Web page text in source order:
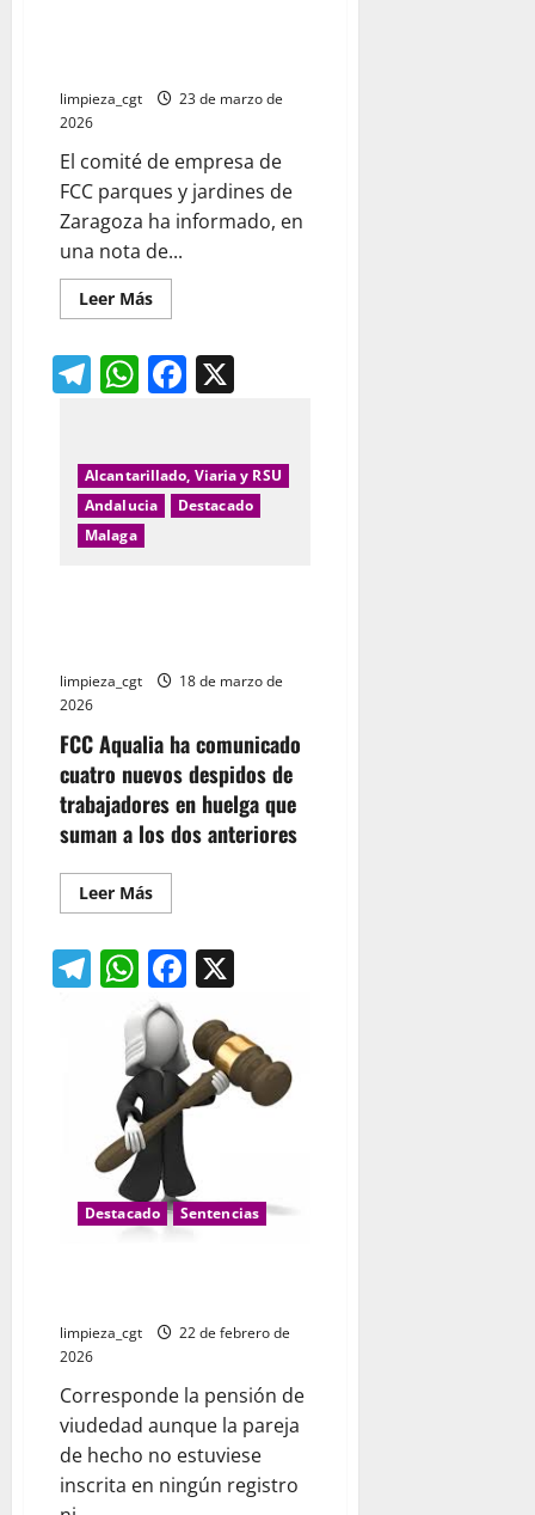
limpieza_cgt
23 de marzo de
2026
El comité de empresa de
FCC parques y jardines de
Zaragoza ha informado, en
una nota de...
Leer MásLeer
más
Preacuerdo
en
el
nuevo
convenio
entre
el
y
Zaragoza
Telegram
WhatsApp
Facebook
Alcantarillado, Viaria y RSU
Andalucia
Destacado
Malaga
limpieza_cgt
18 de marzo de
2026
FCC Aqualia ha comunicado
cuatro nuevos despidos de
trabajadores en huelga que
suman a los dos anteriores
Leer MásLeer
más
Agresión
de
FCC
Aqualia
hacia
la
plantilla
de
saneamiento
de
Málaga
Telegram
WhatsApp
Facebook
Destacado Sentencias
limpieza_cgt
22 de febrero de
2026
Corresponde la pensión de
viudedad aunque la pareja
de hecho no estuviese
inscrita en ningún registro